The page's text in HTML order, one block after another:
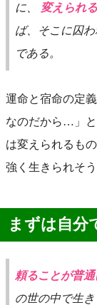
に、
変えられ
ば、そこに囚
である。
運命と宿命の定
なのだから…」
は変えられるも
強く生きられそう
まずは自分
頼ることが普
の世の中で生